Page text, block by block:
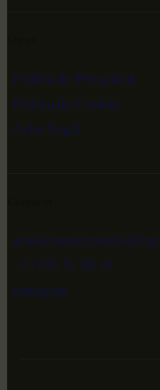
Política de Privacidad
Política de Cookies
Aviso Legal
+34 653 51 68 40
Instagram